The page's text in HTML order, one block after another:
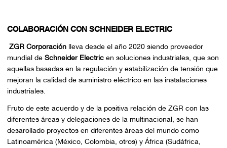
COLABORACIÓN CON SCHNEIDER ELECTRIC
ZGR Corporación lleva desde el año 2020 siendo proveedor
mundial de Schneider Electricen soluciones industriales, que son
aquellas basadas en la regulación y estabilización de tensión que
mejoran la calidad de suministro eléctrico en las instalaciones
industriales.
Fruto de este acuerdo y de la positiva relación de ZGR con las
diferentes áreas y delegaciones de la multinacional, se han
desarollado proyectos en diferentes áreas del mundo como
Latinoamérica (México, Colombia, otros) y África (Sudáfrica,